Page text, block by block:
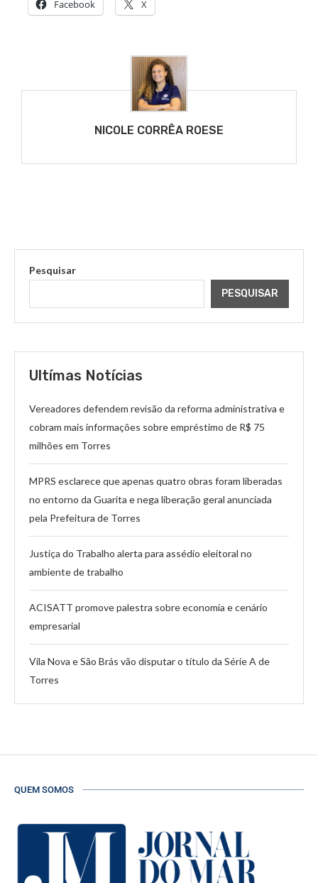
Facebook X
NICOLE CORRÊA ROESE
Pesquisar
PESQUISAR
Ultímas Notícias
Vereadores defendem revisão da reforma administrativa e
cobram mais informações sobre empréstimo de R$ 75
milhões em Torres
MPRS esclarece que apenas quatro obras foram liberadas
no entorno da Guarita e nega liberação geral anunciada
pela Prefeitura de Torres
Justiça do Trabalho alerta para assédio eleitoral no
ambiente de trabalho
ACISATT promove palestra sobre economia e cenário
empresarial
Vila Nova e São Brás vão disputar o título da Série A de
Torres
QUEM SOMOS